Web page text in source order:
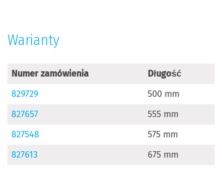
Warianty
Numer zamówienia
Długość
829729
500 mm
827657
555 mm
827548
575 mm
827613
675 mm